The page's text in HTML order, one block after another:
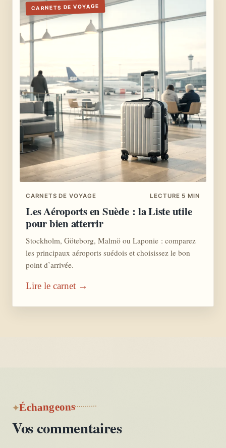
CARNETS DE VOYAGE
CARNETS DE VOYAGE LECTURE 5 MIN
Les Aéroports en Suède : la Liste utile
pour bien atterrir
Stockholm, Göteborg, Malmö ou Laponie : comparez
les principaux aéroports suédois et choisissez le bon
point d’arrivée.
Lire le carnet →
Échangeons
Vos commentaires